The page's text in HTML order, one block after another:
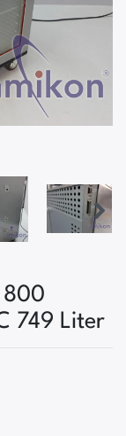
800
749 Liter